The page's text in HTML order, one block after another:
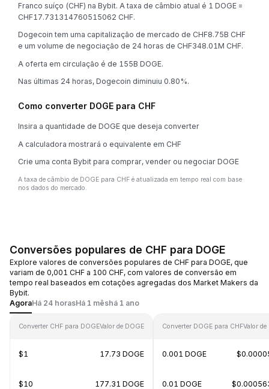
Franco suíço (CHF) na Bybit. A taxa de câmbio atual é 1 DOGE =
CHF17.731314760515062 CHF.
Dogecoin tem uma capitalização de mercado de CHF8.75B CHF
e um volume de negociação de 24 horas de CHF348.01M CHF.
A oferta em circulação é de 155B DOGE.
Nas últimas 24 horas, Dogecoin diminuiu 0.80%.
Como converter DOGE para CHF
Insira a quantidade de DOGE que deseja converter
A calculadora mostrará o equivalente em CHF
Crie uma conta Bybit para comprar, vender ou negociar DOGE
A taxa de câmbio de DOGE para CHF é atualizada em tempo real com base
nos dados do mercado.
Conversões populares de CHF para DOGE
Explore valores de conversões populares de CHF para DOGE, que
variam de 0,001 CHF a 100 CHF, com valores de conversão em
tempo real baseados em cotações agregadas dos Market Makers da
Bybit.
AgoraHá 24 horasHá 1 mêshá 1 ano
Converter CHF para DOGEValor de DOGE
$1 17.73 DOGE
$10 177.31 DOGE
Converter DOGE para CHFValor de
0.001 DOGE
0.01 DOGE